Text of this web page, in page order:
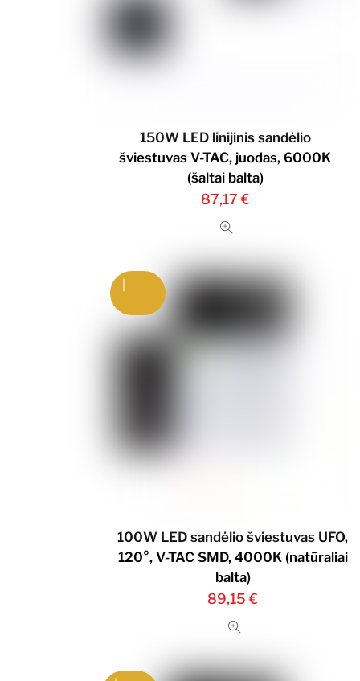
150W LED linijinis sandėlio
šviestuvas V-TAC, juodas, 6000K
(šaltai balta)
87,17 €
100W LED sandėlio šviestuvas UFO,
120°, V-TAC SMD, 4000K (natūraliai
balta)
89,15€